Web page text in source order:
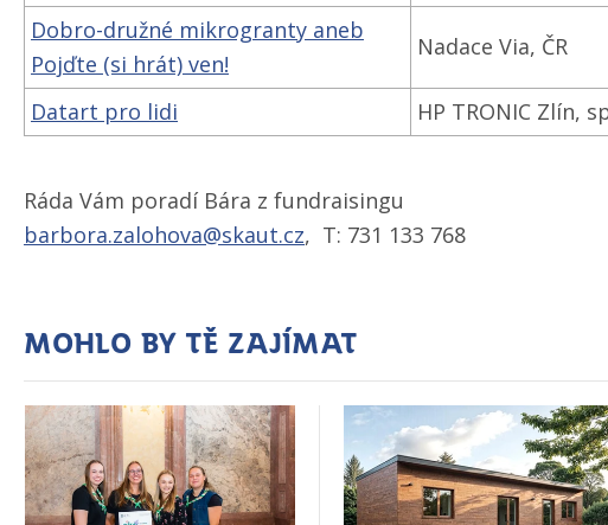
Dobro-družné mikrogranty aneb
Pojďte (si hrát) ven!
Nadace Via, ČR
Datart pro lidi HP TRONIC Zlín,
Ráda Vám poradí Bára z fundraisingu
barbora.zalohova@skaut.cz, T: 731 133 768
Mohlo by tě zajímat